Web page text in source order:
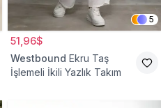
5
51,96$
Westbound Ekru Taş
İşlemeli İkili Yazlık Takım